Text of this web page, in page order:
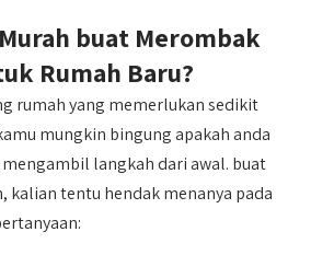
buat Merombak
Rumah Baru?
rumah yang memerlukan sedikit
mungkin bingung apakah anda
langkah dari awal. buat
kalian tentu hendak menanya pada